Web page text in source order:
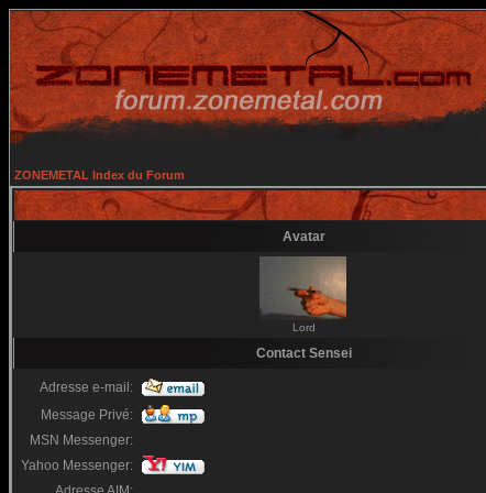
ZONEMETAL Index du Forum
Avatar
Lord
Contact Sensei
Adresse e-mail:
Message Privé:
MSN Messenger:
Yahoo Messenger: